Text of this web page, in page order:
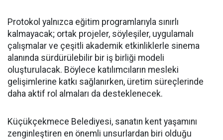
Protokol yalnızca eğitim programlarıyla sınırlı
kalmayacak; ortak projeler, söyleşiler, uygulamalı
çalışmalar ve çeşitli akademik etkinliklerle sinema
alanında sürdürülebilir bir iş birliği modeli
oluşturulacak. Böylece katılımcıların mesleki
gelişimlerine katkı sağlanırken, üretim süreçlerinde
daha aktif rol almaları da desteklenecek.
Küçükçekmece Belediyesi, sanatın kent yaşamını
zenginleştiren en önemli unsurlardan biri olduğu